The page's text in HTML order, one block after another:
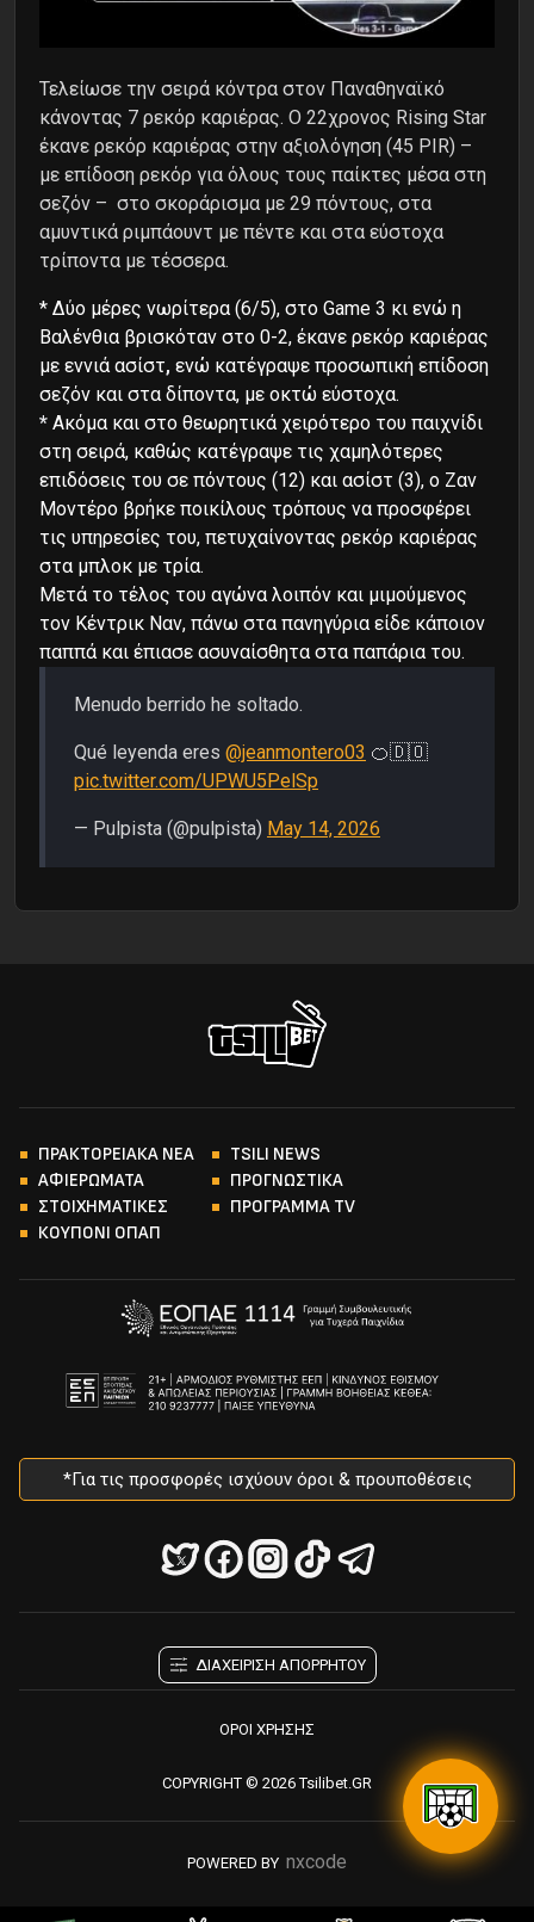
Τελείωσε την σειρά κόντρα στον Παναθηναϊκό
κάνοντας 7 ρεκόρ καριέρας. Ο 22χρονος Rising Star
έκανε ρεκόρ καριέρας στην αξιολόγηση (45 PIR) –
με επίδοση ρεκόρ για όλους τους παίκτες μέσα στη
σεζόν – στο σκοράρισμα με 29 πόντους, στα
αμυντικά ριμπάουντ με πέντε και στα εύστοχα
τρίποντα με τέσσερα.
* Δύο μέρες νωρίτερα (6/5), στο Game 3 κι ενώ η
Βαλένθια βρισκόταν στο 0-2, έκανε ρεκόρ καριέρας
με εννιά ασίστ, ενώ κατέγραψε προσωπική επίδοση
σεζόν και στα δίποντα, με οκτώ εύστοχα.
* Ακόμα και στο θεωρητικά χειρότερο του παιχνίδι
στη σειρά, καθώς κατέγραψε τις χαμηλότερες
επιδόσεις του σε πόντους (12) και ασίστ (3), ο Ζαν
Μοντέρο βρήκε ποικίλους τρόπους να προσφέρει
τις υπηρεσίες του, πετυχαίνοντας ρεκόρ καριέρας
στα μπλοκ με τρία.
Mετά το τέλος του αγώνα λοιπόν και μιμούμενος
τον Κέντρικ Ναν, πάνω στα πανηγύρια είδε κάποιον
παππά και έπιασε ασυναίσθητα στα παπάρια του.
Menudo berrido he soltado.
Qué leyenda eres @jeanmontero03 🍊🇩🇴
pic.twitter.com/UPWU5PelSp
— Pulpista (@pulpista) May 14, 2026
ΠΡΑΚΤΟΡΕΙΑΚΑ ΝΕΑ
TSILI NEWS
ΑΦΙΕΡΩΜΑΤΑ
ΠΡΟΓΝΩΣΤΙΚΑ
ΣΤΟΙΧΗΜΑΤΙΚΕΣ
ΠΡΟΓΡΑΜΜΑ TV
ΚΟΥΠΟΝΙ ΟΠΑΠ
*Για τις προσφορές ισχύουν όροι & προυποθέσεις
ΔΙΑΧΕΙΡΙΣΗ ΑΠΟΡΡΗΤΟΥ
ΟΡΟΙ ΧΡΗΣΗΣ
POWERED BY nxcode
COPYRIGHT © 2026 Tsilibet.GR